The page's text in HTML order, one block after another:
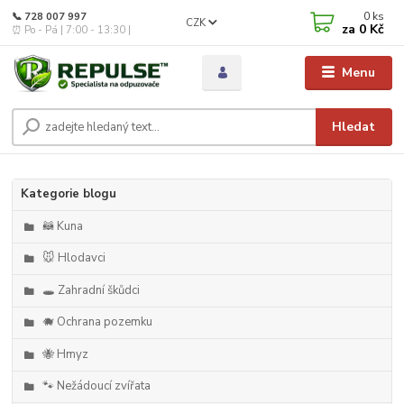
Menu
CZK
Hledat
📞 728 007 997
⏰ Po - Pá | 7:00 - 13:30 |
0 ks
za 0 Kč
Kategorie blogu
🦝 Kuna
🐭 Hlodavci
🕳️ Zahradní škůdci
🐗 Ochrana pozemku
🐝 Hmyz
🐾 Nežádoucí zvířata